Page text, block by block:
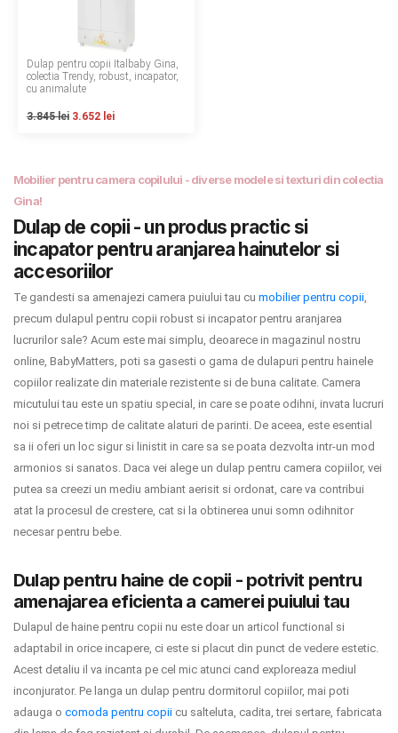
Copyright 2026 BabyMatters
Dulap pentru copii Italbaby Gina,
colectia Trendy, robust, incapator,
cu animalute
3.845 lei 3.652 lei
Mobilier pentru camera copilului - diverse modele si texturi din colectia
Gina!
Dulap de copii - un produs practic si
incapator pentru aranjarea hainutelor si
accesoriilor
Te gandesti sa amenajezi camera puiului tau cu mobilier pentru copii,
precum dulapul pentru copii robust si incapator pentru aranjarea
lucrurilor sale? Acum este mai simplu, deoarece in magazinul nostru
online, BabyMatters, poti sa gasesti o gama de dulapuri pentru hainele
copiilor realizate din materiale rezistente si de buna calitate. Camera
micutului tau este un spatiu special, in care se poate odihni, invata lucruri
noi si petrece timp de calitate alaturi de parinti. De aceea, este esential
sa ii oferi un loc sigur si linistit in care sa se poata dezvolta intr-un mod
armonios si sanatos. Daca vei alege un dulap pentru camera copiilor, vei
putea sa creezi un mediu ambiant aerisit si ordonat, care va contribui
atat la procesul de crestere, cat si la obtinerea unui somn odihnitor
necesar pentru bebe.
Dulap pentru haine de copii - potrivit pentru
amenajarea eficienta a camerei puiului tau
Dulapul de haine pentru copii nu este doar un articol functional si
adaptabil in orice incapere, ci este si placut din punct de vedere estetic.
Acest detaliu il va incanta pe cel mic atunci cand exploreaza mediul
inconjurator. Pe langa un dulap pentru dormitorul copiilor, mai poti
adauga o comoda pentru copii cu salteluta, cadita, trei sertare, fabricata